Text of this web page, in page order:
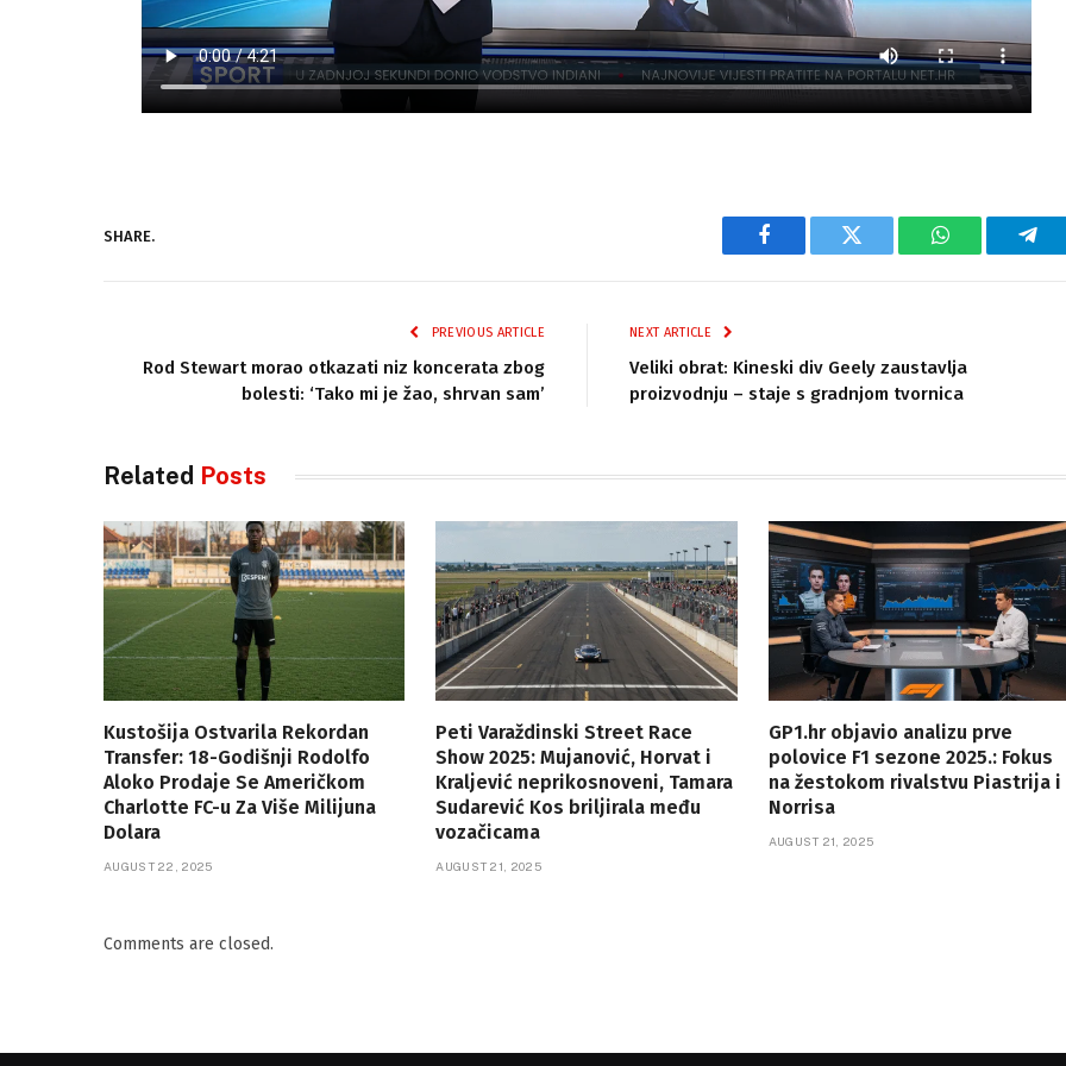
SHARE.
Facebook Twitter WhatsApp
PREVIOUS ARTICLE
Rod Stewart morao otkazati niz koncerata zbog
bolesti: ‘Tako mi je žao, shrvan sam’
NEXT ARTICLE
Veliki obrat: Kineski div Geely zaustavlja
proizvodnju – staje s gradnjom tvornica
Related Posts
Kustošija Ostvarila Rekordan
Transfer: 18-Godišnji Rodolfo
Aloko Prodaje Se Američkom
Charlotte FC-u Za Više Milijuna
Dolara
AUGUST 22, 2025
Peti Varaždinski Street Race
Show 2025: Mujanović, Horvat i
Kraljević neprikosnoveni, Tamara
Sudarević Kos briljirala među
vozačicama
AUGUST 21, 2025
GP1.hr objavio analizu prve
polovice F1 sezone 2025.: Fokus
na žestokom rivalstvu Piastrija i
Norrisa
AUGUST 21, 2025
Comments are closed.